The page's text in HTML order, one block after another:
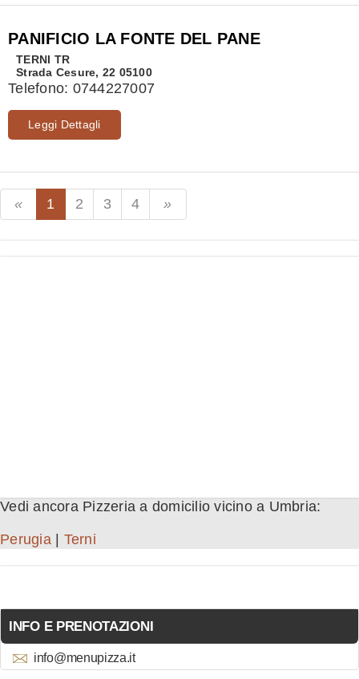
PANIFICIO LA FONTE DEL PANE
TERNI
TR
Strada Cesure, 22 05100
Telefono: 0744227007
Leggi Dettagli
1 2 3 4
Vedi ancora Pizzeria a domicilio vicino a Umbria:
Perugia| Terni
INFO E PRENOTAZIONI
info@menupizza.it